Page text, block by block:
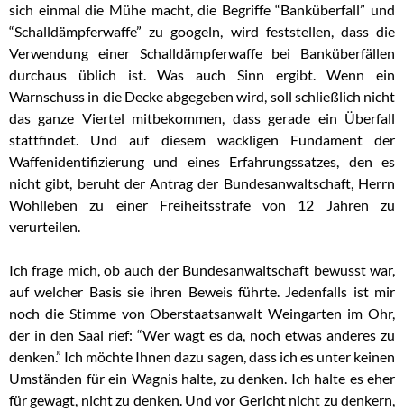
sich einmal die Mühe macht, die Begriffe “Banküberfall” und
“Schalldämpferwaffe” zu googeln, wird feststellen, dass die
Verwendung einer Schalldämpferwaffe bei Banküberfällen
durchaus üblich ist. Was auch Sinn ergibt. Wenn ein
Warnschuss in die Decke abgegeben wird, soll schließlich nicht
das ganze Viertel mitbekommen, dass gerade ein Überfall
stattfindet. Und auf diesem wackligen Fundament der
Waffenidentifizierung und eines Erfahrungssatzes, den es
nicht gibt, beruht der Antrag der Bundesanwaltschaft, Herrn
Wohlleben zu einer Freiheitsstrafe von 12 Jahren zu
verurteilen.
Ich frage mich, ob auch der Bundesanwaltschaft bewusst war,
auf welcher Basis sie ihren Beweis führte. Jedenfalls ist mir
noch die Stimme von Oberstaatsanwalt Weingarten im Ohr,
der in den Saal rief: “Wer wagt es da, noch etwas anderes zu
denken.” Ich möchte Ihnen dazu sagen, dass ich es unter keinen
Umständen für ein Wagnis halte, zu denken. Ich halte es eher
für gewagt, nicht zu denken. Und vor Gericht nicht zu denkern,